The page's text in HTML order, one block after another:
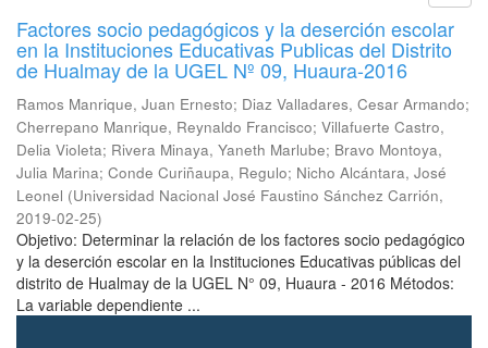
Factores socio pedagógicos y la deserción escolar
en la Instituciones Educativas Publicas del Distrito
de Hualmay de la UGEL Nº 09, Huaura-2016
Ramos Manrique, Juan Ernesto; Diaz Valladares, Cesar Armando;
Cherrepano Manrique, Reynaldo Francisco; Villafuerte Castro,
Delia Violeta; Rivera Minaya, Yaneth Marlube; Bravo Montoya,
Julia Marina; Conde Curiñaupa, Regulo; Nicho Alcántara, José
Leonel (Universidad Nacional José Faustino Sánchez Carrión,
2019-02-25)
Objetivo: Determinar la relación de los factores socio pedagógico
y la deserción escolar en la Instituciones Educativas públicas del
distrito de Hualmay de la UGEL N° 09, Huaura - 2016 Métodos:
La variable dependiente ...